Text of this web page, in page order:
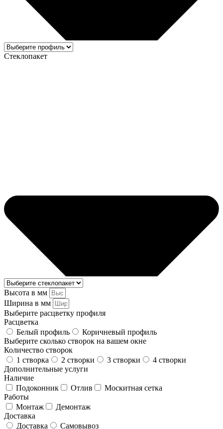
Стеклопакет
Высота в мм
Ширина в мм
Выберите расцветку профиля
Расцветка
Белый профиль
Коричневый профиль
Выберите сколько створок на вашем окне
Количество створок
1 створка
2 створки 3 створки
4 створки
Дополнительные услуги
Наличие
Подоконник
Отлив
Москитная сетка
Работы
Монтаж
Демонтаж
Доставка
Доставка
Самовывоз